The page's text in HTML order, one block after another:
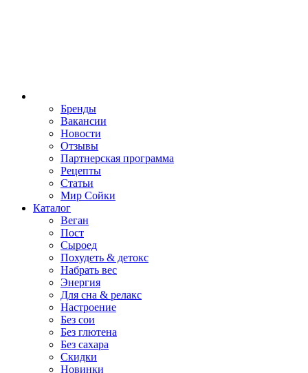
Бренды
Вакансии
Новости
Отзывы
Партнерская программа
Рецепты
Статьи
Мир Сойки
Каталог
Веган
Пост
Сыроед
Похудеть & детокс
Набрать вес
Энергия
Для сна & релакс
Настроение
Без сои
Без глютена
Без сахара
Скидки
Новинки